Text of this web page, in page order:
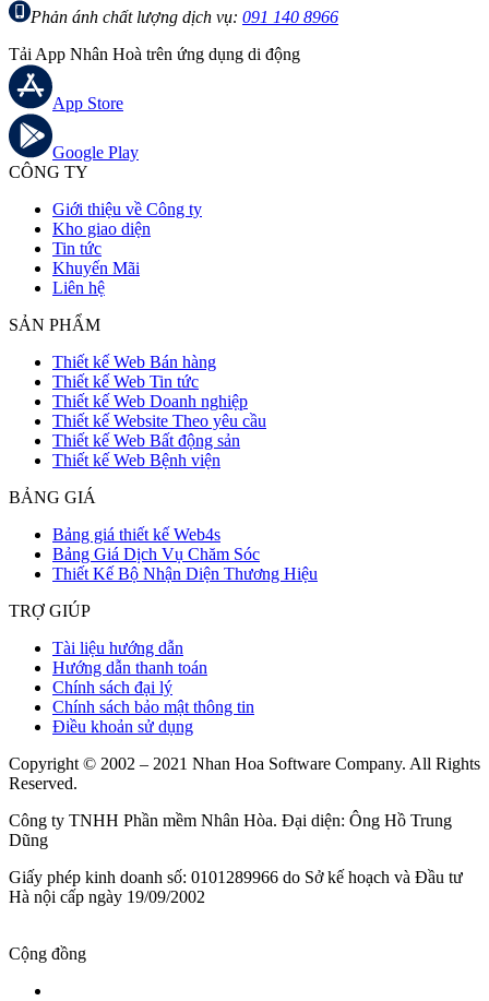
Phản ánh chất lượng dịch vụ: 091 140 8966
Tải App Nhân Hoà trên ứng dụng di động
App Store
Google Play
CÔNG TY
Giới thiệu về Công ty
Kho giao diện
Tin tức
Khuyến Mãi
Liên hệ
SẢN PHẨM
Thiết kế Web Bán hàng
Thiết kế Web Tin tức
Thiết kế Web Doanh nghiệp
Thiết kế Website Theo yêu cầu
Thiết kế Web Bất động sản
Thiết kế Web Bệnh viện
BẢNG GIÁ
Bảng giá thiết kế Web4s
Bảng Giá Dịch Vụ Chăm Sóc
Thiết Kế Bộ Nhận Diện Thương Hiệu
TRỢ GIÚP
Tài liệu hướng dẫn
Hướng dẫn thanh toán
Chính sách đại lý
Chính sách bảo mật thông tin
Điều khoản sử dụng
Copyright © 2002 – 2021 Nhan Hoa Software Company. All Rights
Reserved.
Công ty TNHH Phần mềm Nhân Hòa. Đại diện: Ông Hồ Trung
Dũng
Giấy phép kinh doanh số: 0101289966 do Sở kế hoạch và Đầu tư
Hà nội cấp ngày 19/09/2002
Cộng đồng